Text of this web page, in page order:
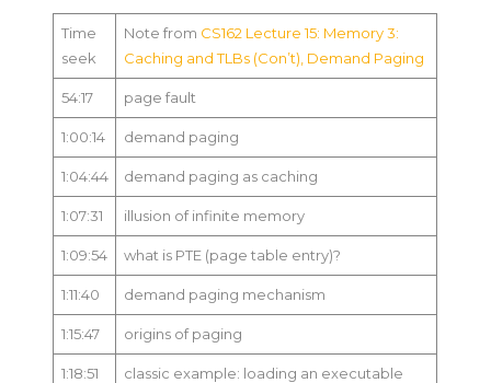
–
15
–
Memory
3:
Demand
Time
seek
Note from CS162 Lecture 15: Memory 3:
Caching and TLBs (Con’t), Demand Paging
54:17 page fault
1:00:14 demand paging
1:04:44 demand paging as caching
1:07:31 illusion of infinite memory
1:09:54 what is PTE (page table entry)?
1:11:40 demand paging mechanism
1:15:47 origins of paging
1:18:51
classic example: loading an executable